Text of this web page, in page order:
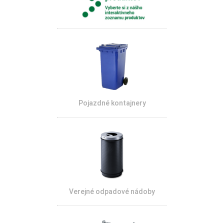
Pojazdné kontajnery
Verejné odpadové nádoby